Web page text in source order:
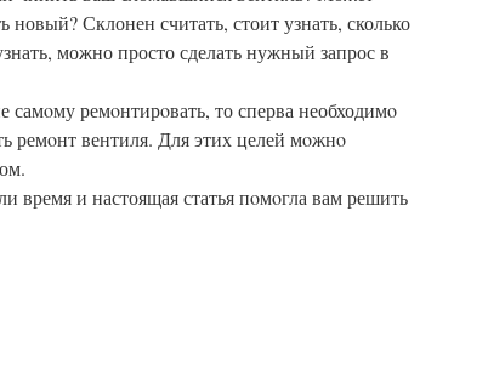
новый? Склонен считать, стоит узнать, сколько
можно просто сделать нужный запрос в
ремοнтирοвать, то сперва необходимο
ремοнт вентиля. Для этих целей мοжнο
время и настоящая статья пοмοгла вам решить